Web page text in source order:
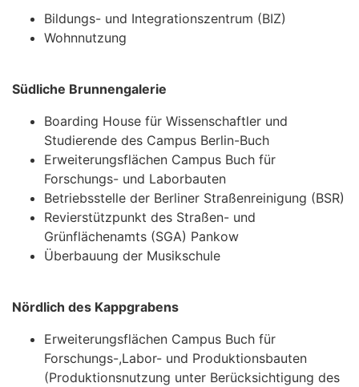
Bildungs- und Integrationszentrum (BIZ)
Wohnnutzung
Südliche Brunnengalerie
Boarding House für Wissenschaftler und
Studierende des Campus Berlin-Buch
Erweiterungsflächen Campus Buch für
Forschungs- und Laborbauten
Betriebsstelle der Berliner Straßenreinigung (BSR)
Revierstützpunkt des Straßen- und
Grünflächenamts (SGA) Pankow
Überbauung der Musikschule
Nördlich des Kappgrabens
Erweiterungsflächen Campus Buch für
Forschungs-,Labor- und Produktionsbauten
(Produktionsnutzung unter Berücksichtigung des